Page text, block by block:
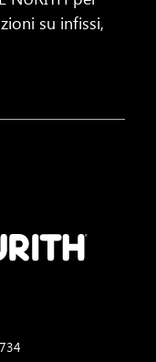
su infissi,